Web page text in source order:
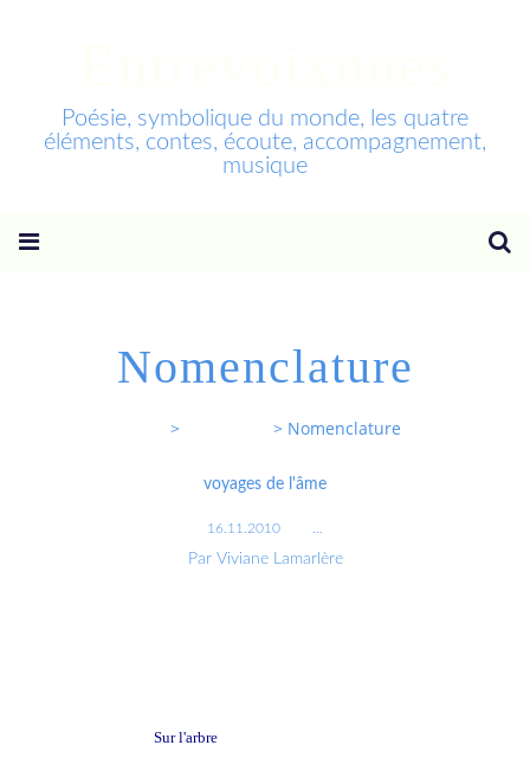
Poésie, symbolique du monde, les quatre
éléments, contes, écoute, accompagnement,
musique
Nomenclature
> > Nomenclature
voyages de l'âme
16.11.2010
Par Viviane Lamarlère
Sur l'arbre